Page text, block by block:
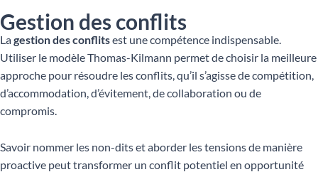
Gestion des conflits
Lagestion des conflitsest une compétence indispensable.
Utiliser le modèle Thomas-Kilmann permet de choisir la meilleure
approche pour résoudre les conflits, qu’il s’agisse de compétition,
d’accommodation, d’évitement, de collaboration ou de
compromis.
Savoir nommer les non-dits et aborder les tensions de manière
proactive peut transformer un conflit potentiel en opportunité